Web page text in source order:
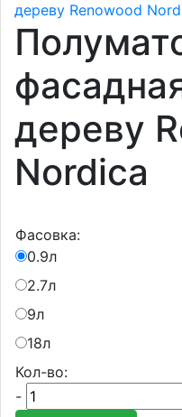
дереву Renowood
дереву
Nordica
Фасовка:
0.9л
2.7л
9л
18л
Кол-во:
-